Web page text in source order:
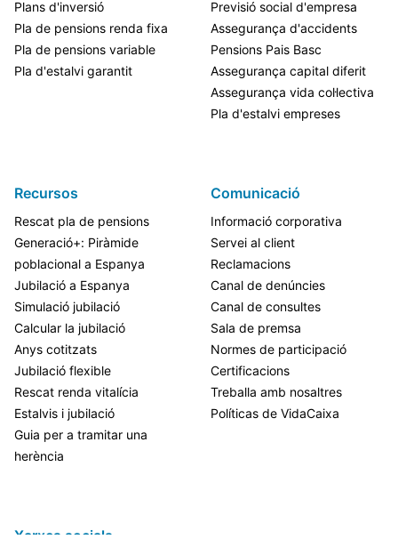
Plans d'inversió
Pla de pensions renda fixa
Pla de pensions variable
Pla d'estalvi garantit
Previsió social d'empresa
Assegurança d'accidents
Pensions Pais Basc
Assegurança capital diferit
Assegurança vida col·lectiva
Pla d'estalvi empreses
Recursos
Rescat pla de pensions
Generació+: Piràmide
poblacional a Espanya
Jubilació a Espanya
Simulació jubilació
Calcular la jubilació
Anys cotitzats
Jubilació flexible
Rescat renda vitalícia
Estalvis i jubilació
Guia per a tramitar una
herència
Comunicació
Informació corporativa
Servei al client
Reclamacions
Canal de denúncies
Canal de consultes
Sala de premsa
Normes de participació
Certificacions
Treballa amb nosaltres
Políticas de VidaCaixa
Xarxes socials